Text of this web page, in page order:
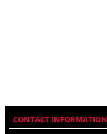
CONTACT INFORMATION